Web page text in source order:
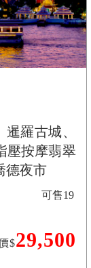
羅古城、
壓按摩翡翠
德夜市
$29,500
可售19